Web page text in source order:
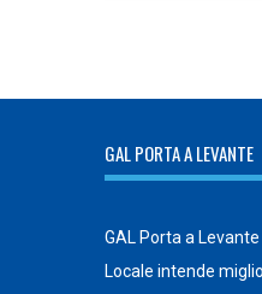
GAL PORTA A LEVANTE
GAL Porta a
Locale intende